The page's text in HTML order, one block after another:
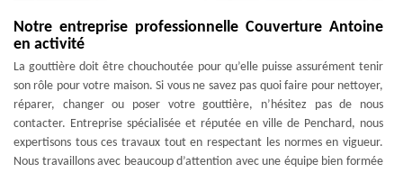
Notre entreprise professionnelle Couverture Antoine
en activité
La gouttière doit être chouchoutée pour qu’elle puisse assurément tenir
son rôle pour votre maison. Si vous ne savez pas quoi faire pour nettoyer,
réparer, changer ou poser votre gouttière, n’hésitez pas de nous
contacter. Entreprise spécialisée et réputée en ville de Penchard, nous
expertisons tous ces travaux tout en respectant les normes en vigueur.
Nous travaillons avec beaucoup d’attention avec une équipe bien formée